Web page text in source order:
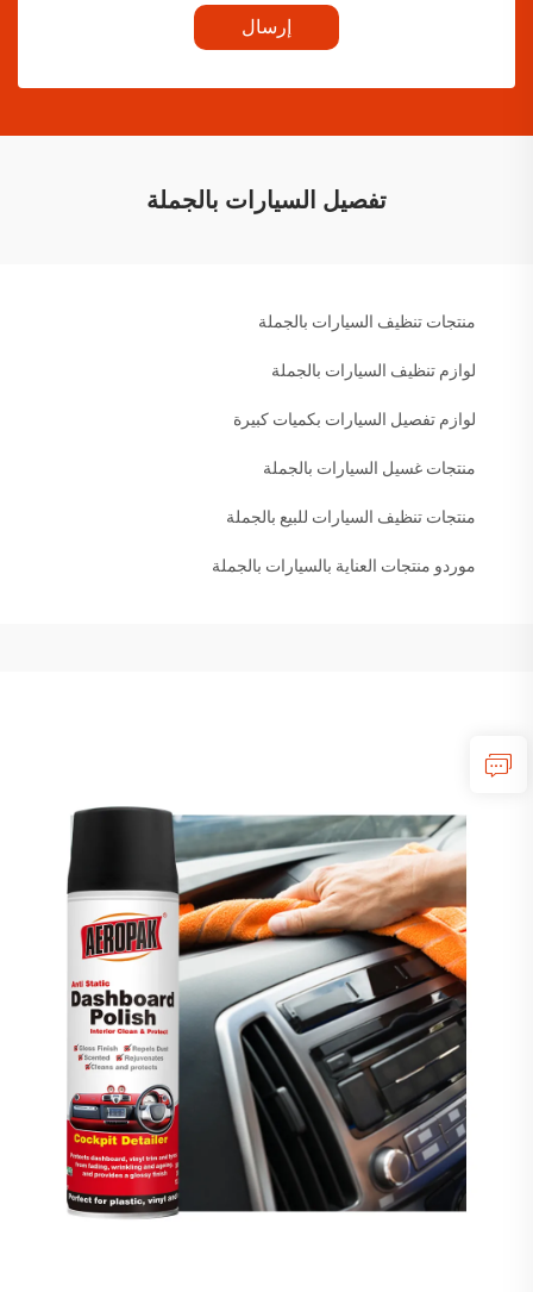
إرسال
تفصيل السيارات بالجملة
منتجات تنظيف السيارات بالجملة
لوازم تنظيف السيارات بالجملة
لوازم تفصيل السيارات بكميات كبيرة
منتجات غسيل السيارات بالجملة
منتجات تنظيف السيارات للبيع بالجملة
موردو منتجات العناية بالسيارات بالجملة